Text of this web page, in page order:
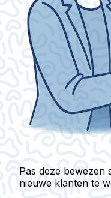
Pas deze bewezen
nieuwe klanten te